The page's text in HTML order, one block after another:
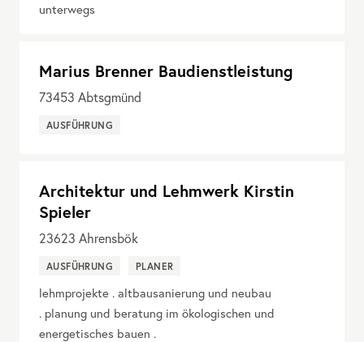
unterwegs
Marius Brenner Baudienstleistung
73453 Abtsgmünd
AUSFÜHRUNG
Architektur und Lehmwerk Kirstin
Spieler
23623 Ahrensbök
AUSFÜHRUNG PLANER
lehmprojekte . altbausanierung und neubau
. planung und beratung im ökologischen und
energetisches bauen .